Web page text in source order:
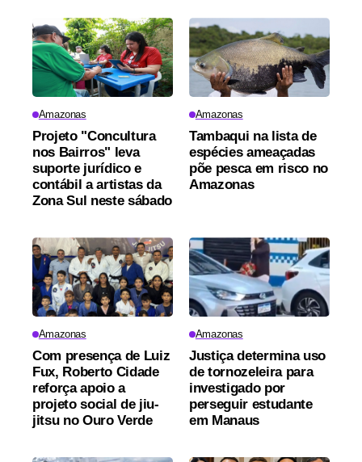
Amazonas
Projeto "Concultura
nos Bairros" leva
suporte jurídico e
contábil a artistas da
Zona Sul neste sábado
Amazonas
Tambaqui na lista de
espécies ameaçadas
põe pesca em risco no
Amazonas
Amazonas
Com presença de Luiz
Fux, Roberto Cidade
reforça apoio a
projeto social de jiu-
jitsu no Ouro Verde
Amazonas
Justiça determina uso
de tornozeleira para
investigado por
perseguir estudante
em Manaus